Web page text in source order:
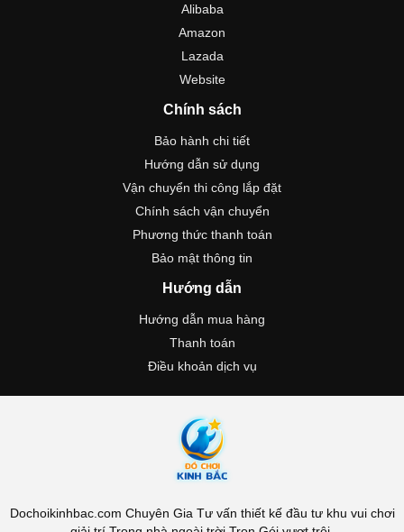
Alibaba
Amazon
Lazada
Website
Chính sách
Bảo hành chi tiết
Hướng dẫn sử dụng
Vận chuyển thi công lắp đặt
Chính sách vận chuyển
Phương thức thanh toán
Bảo mật thông tin
Hướng dẫn
Hướng dẫn mua hàng
Thanh toán
Điều khoản dịch vụ
Dochoikinhbac.com Chuyên Gia Tư vấn thiết kế đầu tư khu vui chơi